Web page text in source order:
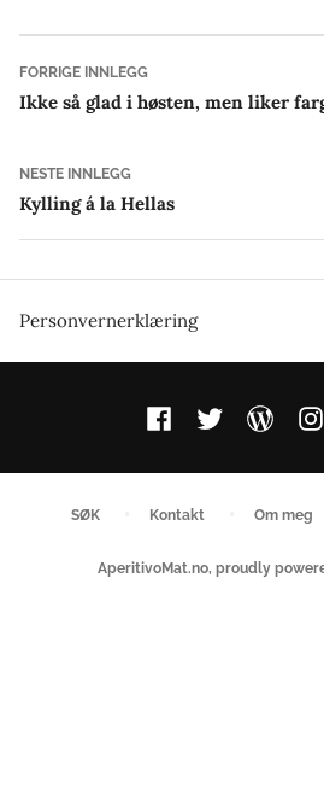
FORRIGE INNLEGGForrige
innlegg:
Ikke så glad i høsten, men liker
NESTE INNLEGGNeste
innlegg:
Kylling á la Hellas
Personvernerklæring
FacebookTwitter WordPress
SØK Kontakt Om meg
AperitivoMat.no, proudly